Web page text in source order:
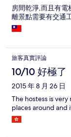
房間乾淨,而且有電
離景點需要有交通
旅客真實評論
10/10 好極了
2015 年 8 月 26 日
The hostess is
places around and